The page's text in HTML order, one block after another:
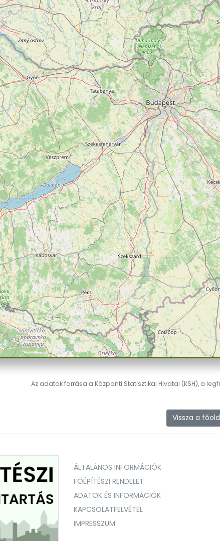
Az adatok forrása a Központi Statisztikai Hivatal (KSH), a
Vissza a
ÁLTALÁNOS INFORMÁCIÓK
FŐÉPÍTÉSZI RENDELET
ADATOK ÉS INFORMÁCIÓK
KAPCSOLATFELVÉTEL
IMPRESSZUM